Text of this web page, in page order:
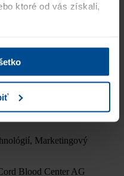
ktoré od vás získali,
Eurostav spol. s r.o.
náročné pozície, ktoré
s…Viac
Marketingový